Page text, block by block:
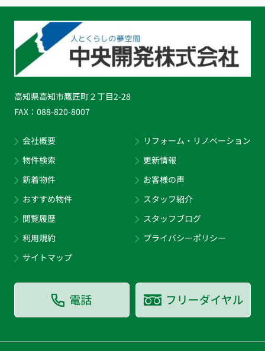
高知県高知市鷹匠町２丁目2-28
FAX： 088-820-8007
会社概要
物件検索
新着物件
おすすめ物件
閲覧履歴
利用規約
サイトマップ
リフォーム・リノベーション
更新情報
お客様の声
スタッフ紹介
スタッフブログ
プライバシーポリシー